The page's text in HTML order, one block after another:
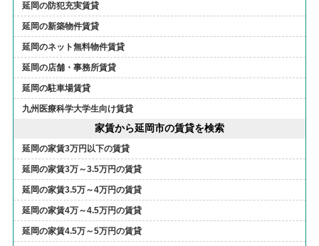
延岡の防犯充実賃貸
延岡の新築物件賃貸
延岡のネット無料物件賃貸
延岡の店舗・事務所賃貸
延岡の駐車場賃貸
九州医療科学大学生向け賃貸
家賃から延岡市の賃貸を検索
延岡の家賃3万円以下の賃貸
延岡の家賃3万～3.5万円の賃貸
延岡の家賃3.5万～4万円の賃貸
延岡の家賃4万～4.5万円の賃貸
延岡の家賃4.5万～5万円の賃貸